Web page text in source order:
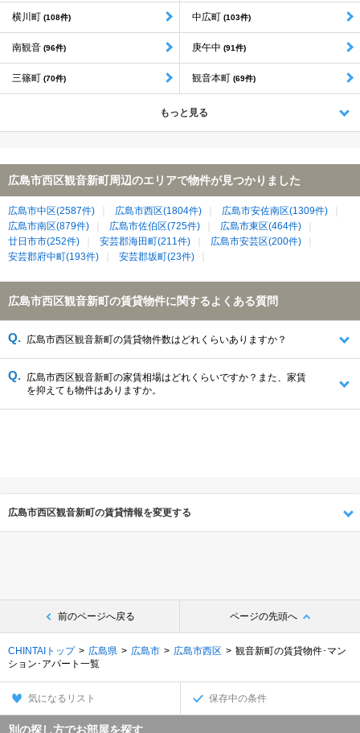
横川町 (108件) 中広町 (103件)
南観音 (96件) 庚午中 (91件)
三篠町 (70件) 観音本町 (69件)
もっと見る
広島市西区観音新町周辺のエリアで物件が見つかりました
広島市中区(2587件) 広島市西区(1804件)
広島市安佐南区(1309件)
広島市南区(879件)
広島市佐伯区(725件)
広島市東区(464件)
廿日市市(252件)
安芸郡海田町(211件)
広島市安芸区(200件)
安芸郡府中町(193件)
安芸郡坂町(23件)
広島市西区観音新町の賃貸物件に関するよくある質問
広島市西区観音新町の賃貸物件数はどれくらいありますか？
広島市西区観音新町の家賃相場はどれくらいですか？また、家賃
を抑えても物件はありますか。
広島市西区観音新町の賃貸情報を変更する
前のページへ戻る ページの先頭へ
CHINTAIトップ 広島県 広島市 広島市西区
観音新町の賃貸物件･マン
ション･アパート一覧
気になるリスト 保存中の条件
別の探し方でお部屋を探す